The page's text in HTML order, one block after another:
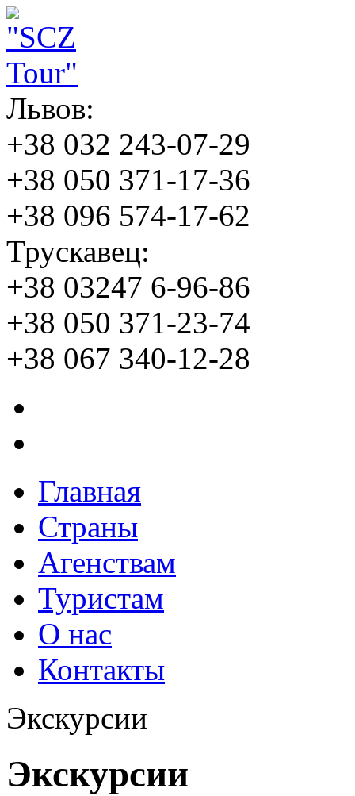
Львов:
+38 032 243-07-29
+38 050 371-17-36
+38 096 574-17-62
Трускавец:
+38 03247 6-96-86
+38 050 371-23-74
+38 067 340-12-28
Главная
Страны
Агенствам
Туристам
О нас
Контакты
Экскурсии
Экскурсии